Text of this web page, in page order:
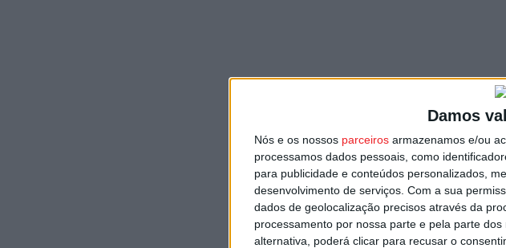
Damos
Nós e os nossos parceiros armazenamos e/ou
processamos dados pessoais, como
para publicidade e conteúdos personalizados,
desenvolvimento de serviços. Com a sua
dados de geolocalização precisos através da
processamento por nossa parte e pela parte
alternativa, poderá clicar para recusar o